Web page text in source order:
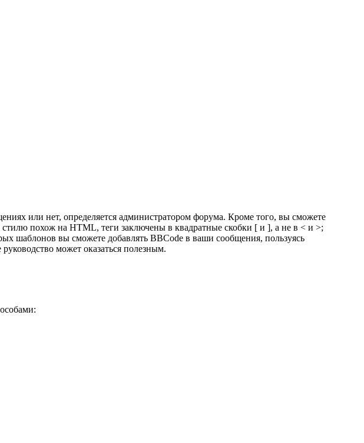
или нет, определяется администратором форума. Кроме того, вы сможете
похож на HTML, теги заключены в квадратные скобки [ и ], а не в < и >;
шаблонов вы сможете добавлять BBCode в ваши сообщения, пользуясь
может оказаться полезным.